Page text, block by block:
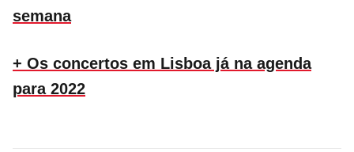
semana
+ Os concertos em Lisboa já na agenda
para 2022